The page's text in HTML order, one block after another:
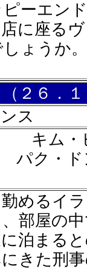
ーエン
に座る
ょうか
２６．
ス
キム・
ク・ド
めるイ
部屋の
泊まる
きた刑